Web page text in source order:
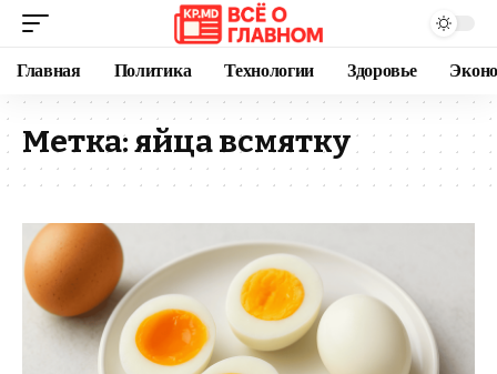
Главная Политика Технологии Здоровье
Метка:яйца всмятку